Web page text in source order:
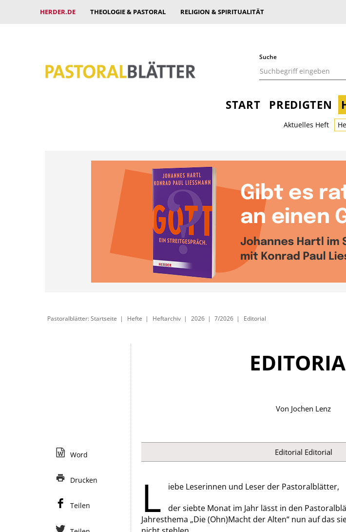
HERDER.DE THEOLOGIE & PASTORAL RELIGION & SPIRITUALITÄT
Suche
START PREDIGTEN
Aktuelles Heft
Pastoralblätter: Startseite Hefte Heftarchiv 2026 7/2026 Editorial
Von Jochen Lenz
Editorial Editorial
L iebe Leserinnen und Leser der Pastoralblätter,
der siebte Monat im Jahr lässt in den
Jahresthema „Die (Ohn)Macht der Alten“ nun auf das
Word
Drucken
Teilen